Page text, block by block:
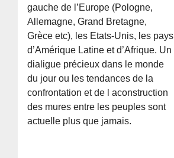
gauche de l’Europe (Pologne,
Allemagne, Grand Bretagne,
Grèce etc), les Etats-Unis, les pays
d’Amérique Latine et d’Afrique. Un
dialigue précieux dans le monde
du jour ou les tendances de la
confrontation et de l aconstruction
des mures entre les peuples sont
actuelle plus que jamais.